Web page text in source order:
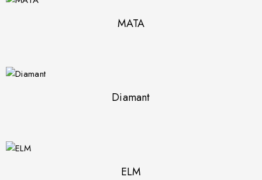
MATA
Diamant
ELM